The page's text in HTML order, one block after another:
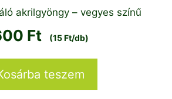
akrilgyöngy – vegyes színű
Ft (15 Ft/db)
teszem